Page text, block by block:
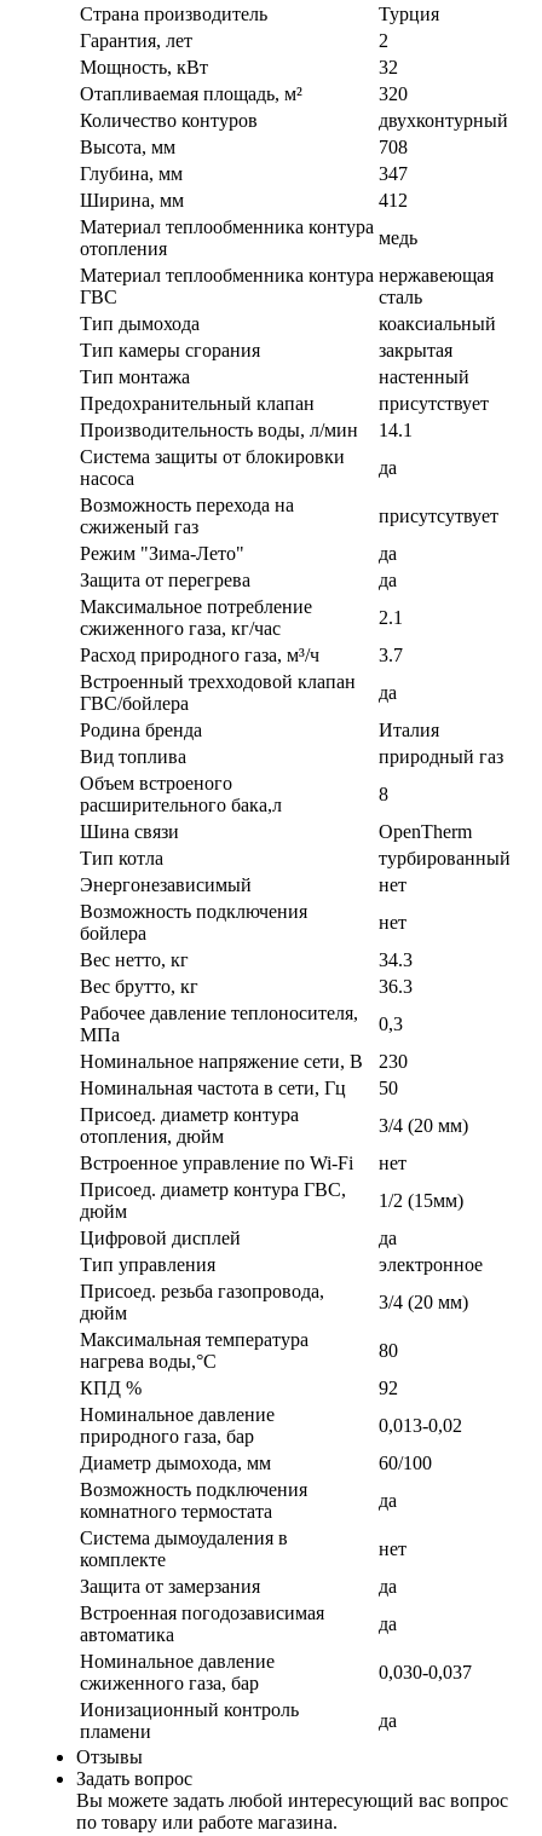
Страна производитель
Турция
Гарантия, лет
2
Мощность, кВт
32
Отапливаемая площадь, м²
320
Количество контуров
двухконтурный
Высота, мм
708
Глубина, мм
347
Ширина, мм
412
Материал теплообменника контура
отопления
медь
Материал теплообменника контура
ГВС
нержавеющая
сталь
Тип дымохода
коаксиальный
Тип камеры сгорания
закрытая
Тип монтажа
настенный
Предохранительный клапан
присутствует
Производительность воды, л/мин
14.1
Система защиты от блокировки
насоса
да
Возможность перехода на
сжиженый газ
присутсутвует
Режим "Зима-Лето"
да
Защита от перегрева
да
Максимальное потребление
сжиженного газа, кг/час
2.1
Расход природного газа, м³/ч
3.7
Встроенный трехходовой клапан
ГВС/бойлера
да
Родина бренда
Италия
Вид топлива
природный газ
Объем встроеного
расширительного бака,л
8
Шина связи
OpenTherm
Тип котла
турбированный
Энергонезависимый
нет
Возможность подключения
бойлера
нет
Вес нетто, кг
34.3
Вес брутто, кг
36.3
Рабочее давление теплоносителя,
МПа
0,3
Номинальное напряжение сети, В
230
Номинальная частота в сети, Гц
50
Присоед. диаметр контура
отопления, дюйм
3/4 (20 мм)
Встроенное управление по Wi-Fi
нет
Присоед. диаметр контура ГВС,
дюйм
1/2 (15мм)
Цифровой дисплей
да
Тип управления
электронное
Присоед. резьба газопровода,
дюйм
3/4 (20 мм)
Максимальная температура
нагрева воды,°С
80
КПД %
92
Номинальное давление
природного газа, бар
0,013-0,02
Диаметр дымохода, мм
60/100
Возможность подключения
комнатного термостата
да
Система дымоудаления в
комплекте
нет
Защита от замерзания
да
Встроенная погодозависимая
автоматика
да
Номинальное давление
сжиженного газа, бар
0,030-0,037
Ионизационный контроль
пламени
да
Отзывы
Задать вопрос
Вы можете задать любой интересующий вас вопрос
по товару или работе магазина.